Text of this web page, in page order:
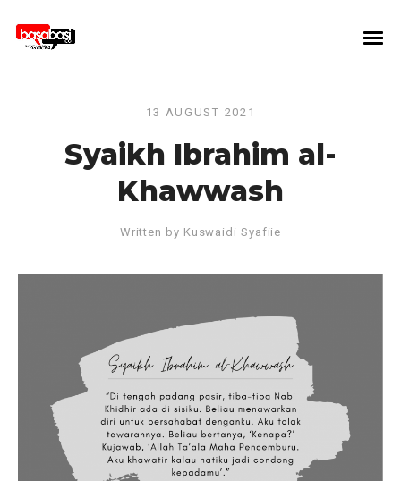
13 AUGUST 2021
Syaikh Ibrahim al-
Khawwash
Written by Kuswaidi Syafiie